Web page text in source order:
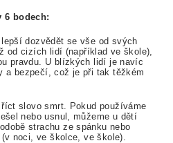
6 bodech:
dozvědět se vše od svých
od cizích lidí (například ve škole),
pravdu. U blízkých lidí je navíc
a bezpečí, což je při tak těžkém
slovo smrt. Pokud používáme
nebo usnul, můžeme u dětí
strachu ze spánku nebo
noci, ve školce, ve škole).